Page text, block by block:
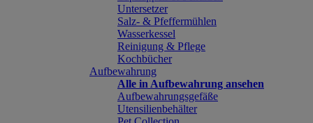
Untersetzer
Salz- & Pfeffermühlen
Wasserkessel
Reinigung & Pflege
Kochbücher
Aufbewahrung
Alle in Aufbewahrung ansehen
Aufbewahrungsgefäße
Utensilienbehälter